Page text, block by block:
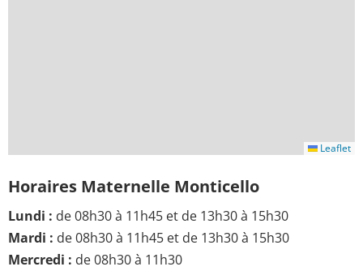
Leaflet
Horaires Maternelle Monticello
Lundi : de 08h30 à 11h45 et de 13h30 à 15h30
Mardi : de 08h30 à 11h45 et de 13h30 à 15h30
Mercredi : de 08h30 à 11h30